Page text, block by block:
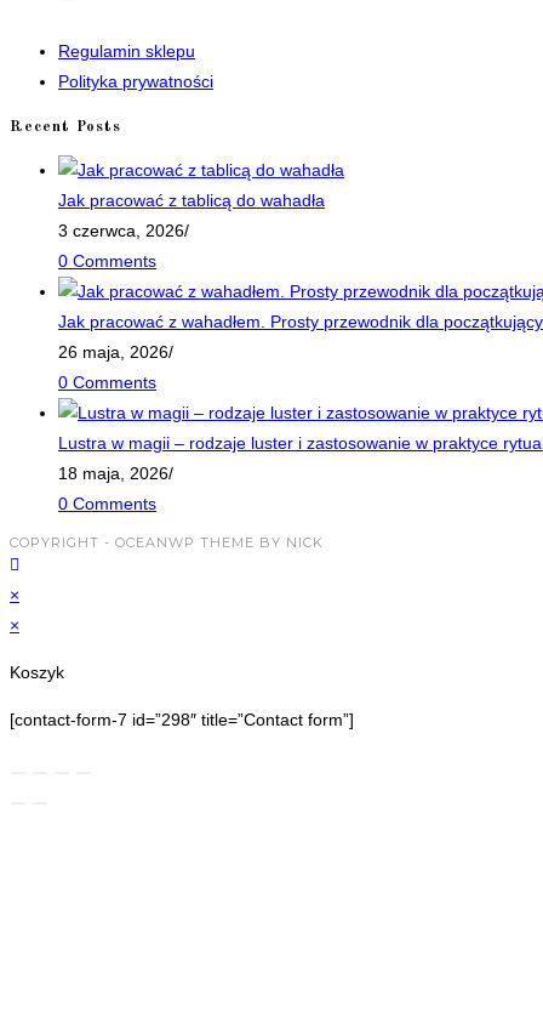
new
tab
Regulamin sklepu
Polityka prywatności
Recent Posts
Jak pracować z tablicą do wahadła
3 czerwca, 2026/
0 Comments
Jak pracować z wahadłem. Prosty przewodnik dla
26 maja, 2026/
0 Comments
Lustra w magii – rodzaje luster i zastosowanie w praktyce
18 maja, 2026/
0 Comments
COPYRIGHT - OCEANWP THEME BY NICK
×
×
Koszyk
[contact-form-7 id=”298″ title=”Contact form”]